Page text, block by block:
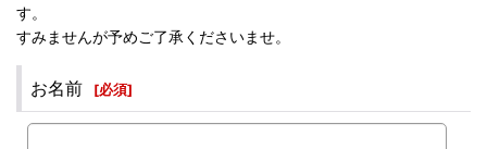
す。
すみませんが予めご了承くださいませ。
お名前 [必須]